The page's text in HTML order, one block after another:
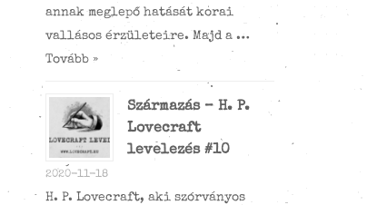
annak meglepő hatását korai
vallásos érzületeire. Majd a …
Tovább »
Származás – H. P.
Lovecraft
levelezés #10
2020-11-18
H. P. Lovecraft, aki szórványos